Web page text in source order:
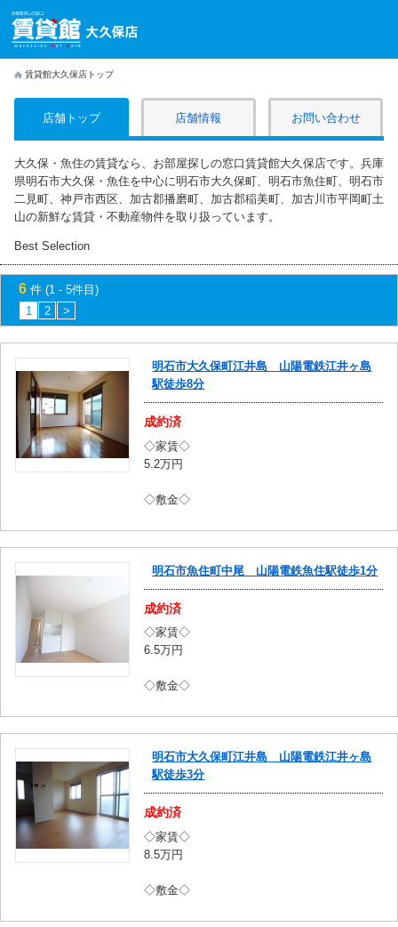
賃貸館大久保店トップ
店舗トップ 店舗情報 お問い合わせ
大久保・魚住の賃貸なら、お部屋探しの窓口賃貸館大久保店です。兵庫
県明石市大久保・魚住を中心に明石市大久保町、明石市魚住町、明石市
二見町、神戸市西区、加古郡播磨町、加古郡稲美町、加古川市平岡町土
山の新鮮な賃貸・不動産物件を取り扱っています。
Best Selection
6 件 (1 - 5件目)
1
2 >
明石市大久保町江井島 山陽電鉄江井ヶ島
駅徒歩8分
成約済
◇家賃◇
5.2万円
◇敷金◇
明石市魚住町中尾 山陽電鉄魚住駅徒歩1分
成約済
◇家賃◇
6.5万円
◇敷金◇
明石市大久保町江井島 山陽電鉄江井ヶ島
駅徒歩3分
成約済
◇家賃◇
8.5万円
◇敷金◇